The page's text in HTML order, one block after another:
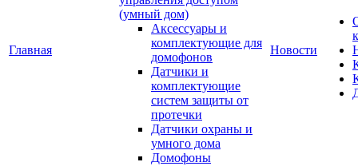
Главная
(умный дом)
Аксессуары и
комплектующие для
домофонов
Датчики и
комплектующие
систем защиты от
протечки
Датчики охраны и
умного дома
Домофоны
Новости